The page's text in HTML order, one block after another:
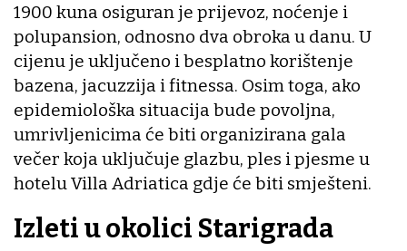
1900 kuna osiguran je prijevoz, noćenje i
polupansion, odnosno dva obroka u danu. U
cijenu je uključeno i besplatno korištenje
bazena, jacuzzija i fitnessa. Osim toga, ako
epidemiološka situacija bude povoljna,
umrivljenicima će biti organizirana gala
večer koja uključuje glazbu, ples i pjesme u
hotelu Villa Adriatica gdje će biti smješteni.
Izleti u okolici Starigrada